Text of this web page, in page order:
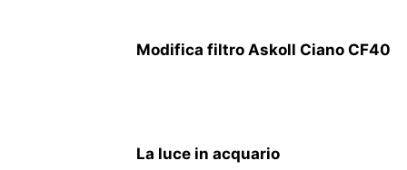
Modifica filtro Askoll Ciano CF40
La luce in acquario